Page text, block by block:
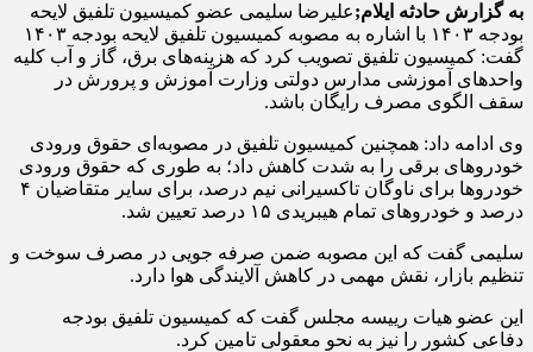
به گزارش حادثه ایلام;علیرضا سلیمی عضو کمیسیون تلفیق لایحه
بودجه ۱۴۰۳ با اشاره به مصوبه کمیسیون تلفیق لایحه بودجه ۱۴۰۳
گفت: کمیسیون تلفیق تصویب کرد که هزینه‌های برق، گاز و آب کلیه
واحد‌های آموزشی مدارس دولتی وزارت آموزش و پرورش در
سقف الگوی مصرف رایگان باشد.
وی ادامه داد: همچنین کمیسیون تلفیق در مصوبه‌ای حقوق ورودی
خودرو‌های برقی را به شدت کاهش داد؛ به طوری که حقوق ورودی
خودرو‌ها برای ناوگان تاکسیرانی نیم درصد، برای سایر متقاضیان ۴
درصد و خودرو‌های تمام هیبریدی ۱۵ درصد تعیین شد.
سلیمی گفت که این مصوبه ضمن صرفه جویی در مصرف سوخت و
تنظیم بازار، نقش مهمی در کاهش آلایندگی هوا دارد.
این عضو هیات رییسه مجلس گفت که کمیسیون تلفیق بودجه
دفاعی کشور را نیز به نحو معقولی تامین کرد.